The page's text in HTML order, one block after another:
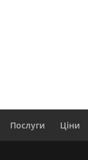
Послуги Ціни